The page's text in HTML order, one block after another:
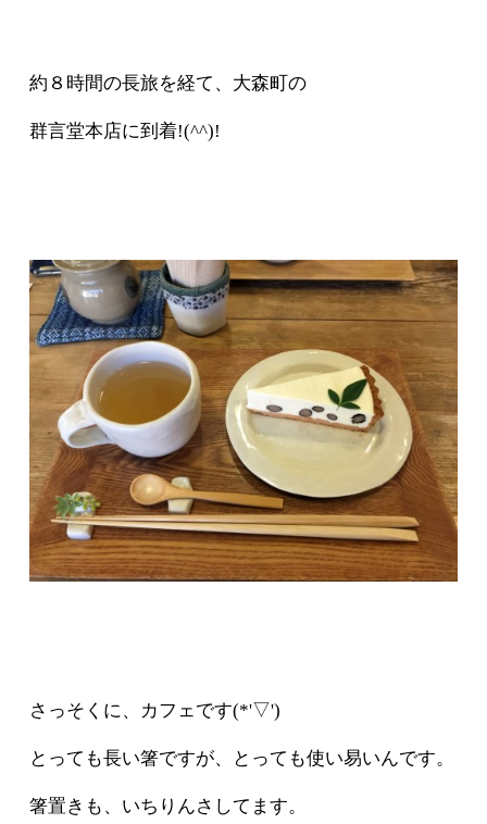
約８時間の長旅を経て、大森町の
群言堂本店に到着!(^^)!
さっそくに、カフェです(*'▽')
とっても長い箸ですが、とっても使い易いんです。
箸置きも、いちりんさしてます。